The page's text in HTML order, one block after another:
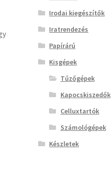
Irodai kiegészítők
Iratrendezés
Papírárú
Kisgépek
Tűzőgépek
Kapocskiszedők
Celluxtartók
Számológépek
Készletek